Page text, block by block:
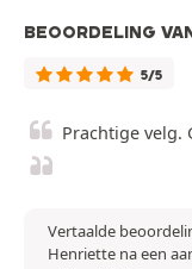
BEOORDELING
5/5
Prachtige velg.
Vertaalde
Henriette na een